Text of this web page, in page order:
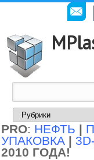
PRO: НЕФТЬ |
УПАКОВКА |
2010 ГОДА!